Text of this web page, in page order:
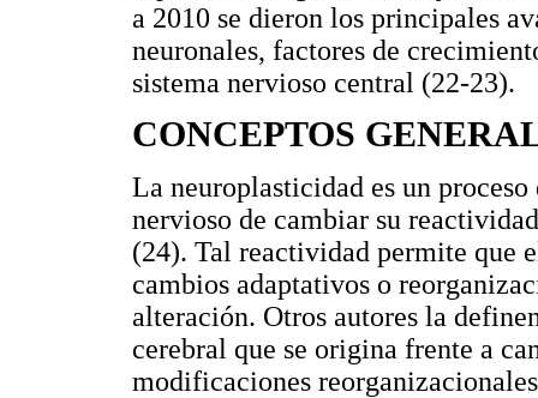
a 2010 se dieron los principales
neuronales, factores de
sistema nervioso central (22-23).
CONCEPTOS
La neuroplasticidad es un
nervioso de cambiar su
(24). Tal reactividad permite que
cambios adaptativos o
alteración. Otros autores la
cerebral que se origina frente a
modificaciones